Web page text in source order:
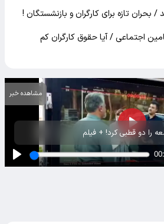
/ بحران تازه برای کارگران و بازنشستگان !
اجتماعی / آیا حقوق کارگران کم
را دو قطبی کرد! + فیلم
مشاهده خبر